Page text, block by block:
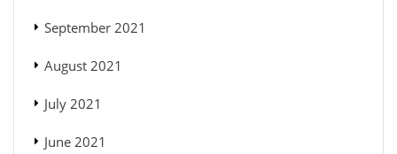
September 2021
August 2021
July 2021
June 2021